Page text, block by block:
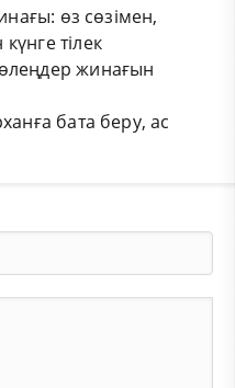
өз сөзімен,
тілек
жинағын
бата беру, ас